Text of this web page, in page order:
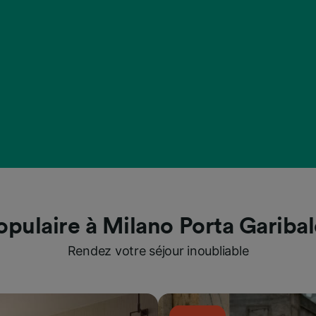
à Milano Porta
Rendez votre séjour inoubliable